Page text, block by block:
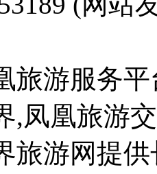
旅游服务
,凤凰旅游
旅游网提